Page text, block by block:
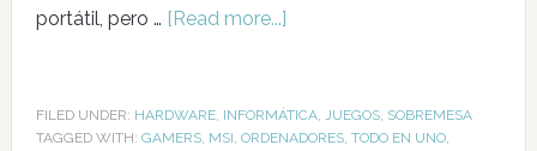
portátil, pero … [Read more...]
FILED UNDER: HARDWARE, INFORMÁTICA, JUEGOS, SOBREMESA
TAGGED WITH: GAMERS, MSI, ORDENADORES, TODO EN UNO,